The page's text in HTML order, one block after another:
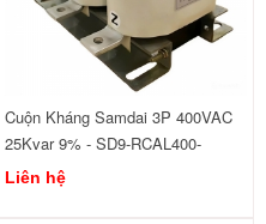
Cuộn Kháng Samdai 3P 400VAC
25Kvar 9% - SD9-RCAL400-
440/25
Liên hệ